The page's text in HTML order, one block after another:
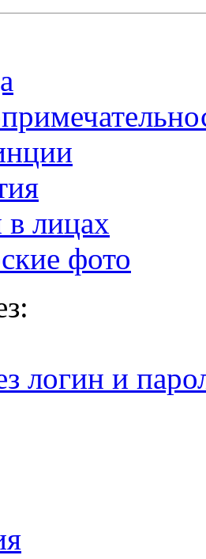
лицах
фото
логин и